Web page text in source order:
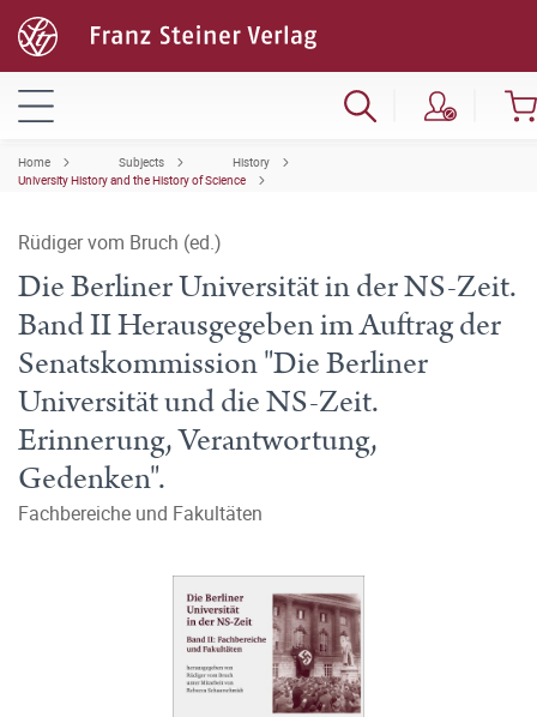
Home Subjects
History
University History and the History of Science
Rüdiger vom Bruch (ed.)
Die Berliner Universität in der NS-Zeit.
Band II Herausgegeben im Auftrag der
Senatskommission "Die Berliner
Universität und die NS-Zeit.
Erinnerung, Verantwortung,
Gedenken".
Fachbereiche und Fakultäten